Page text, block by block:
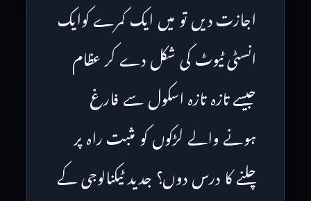
اجازت دیں تو میں ایک کمرے کوایک
انسٹی ٹیوٹ کی شکل دے کر عظام
جیسے تازہ تازہ اسکول سے فارغ
ہونے والے لڑکوں کو مثبت راہ پر
چلنے کا درس دوں؟ جدید ٹیکنالوجی کے